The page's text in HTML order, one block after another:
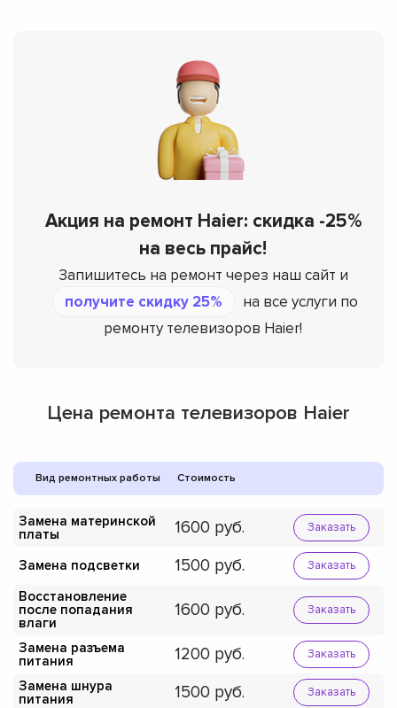
Акция на ремонт Haier: скидка -25%
на весь прайс!
Запишитесь на ремонт через наш сайт и
получите скидку 25%
на все услуги по
ремонту телевизоров Haier!
Цена ремонта телевизоров Haier
Вид ремонтных работы Стоимость
Замена материнской
платы
1600 Заказать
Замена подсветки 1500 Заказать
Восстановление
после попадания
влаги
1600 Заказать
Замена разъема
питания
1200 Заказать
Замена шнура
питания
1500 Заказать